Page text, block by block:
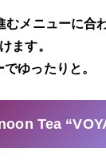
メニューに
ます。
ゆったりと。
Tea